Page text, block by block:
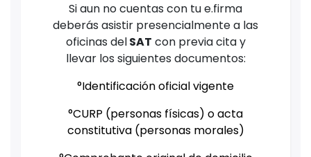
Si aun no cuentas con tu e.firma
deberás asistir presencialmente a las
oficinas delSAT con previa cita y
llevar los siguientes documentos:
°Identificación oficial vigente
°CURP (personas físicas) o acta
constitutiva (personas morales)